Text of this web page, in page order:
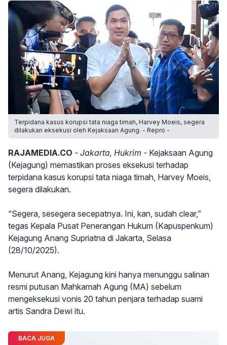
Terpidana kasus korupsi tata niaga timah, Harvey Moeis, segera
dilakukan eksekusi oleh Kejaksaan Agung. - Repro -
RAJAMEDIA.CO - Jakarta, Hukrim - Kejaksaan Agung
(Kejagung) memastikan proses eksekusi terhadap
terpidana kasus korupsi tata niaga timah, Harvey Moeis,
segera dilakukan.
“Segera, sesegera secepatnya. Ini, kan, sudah clear,”
tegas Kepala Pusat Penerangan Hukum (Kapuspenkum)
Kejagung Anang Supriatna di Jakarta, Selasa
(28/10/2025).
Menurut Anang, Kejagung kini hanya menunggu salinan
resmi putusan Mahkamah Agung (MA) sebelum
mengeksekusi vonis 20 tahun penjara terhadap suami
artis Sandra Dewi itu.
BACA JUGA